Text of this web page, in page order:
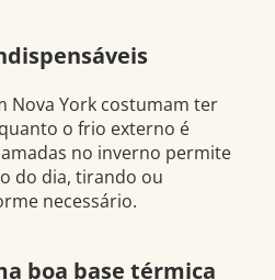
Nova York costumam ter
o frio externo é
no inverno permite
do dia, tirando ou
necessário.
boa base térmica